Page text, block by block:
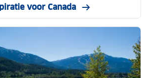
voor Canada